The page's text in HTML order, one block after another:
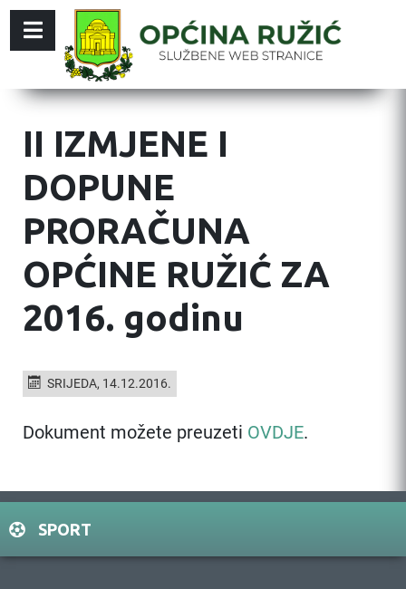
II IZMJENE I
DOPUNE
PRORAČUNA
OPĆINE RUŽIĆ ZA
2016. godinu
SRIJEDA, 14.12.2016.
Dokument možete preuzeti OVDJE.
SPORT